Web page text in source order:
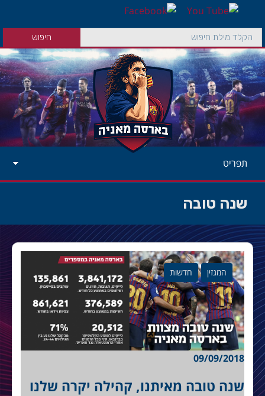
תפריט
שנה טובה
המגזין חדשות
09/09/2018
שנה טובה מאיתנו, קהילה יקרה שלנו